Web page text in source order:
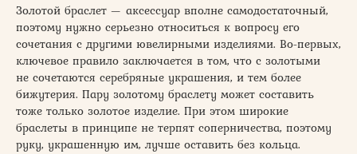
Золотой браслет — аксессуар вполне самодостаточный,
поэтому нужно серьезно относиться к вопросу его
сочетания с другими ювелирными изделиями. Во-первых,
ключевое правило заключается в том, что с золотыми
не сочетаются серебряные украшения, и тем более
бижутерия. Пару золотому браслету может составить
тоже только золотое изделие. При этом широкие
браслеты в принципе не терпят соперничества, поэтому
руку, украшенную им, лучше оставить без кольца.